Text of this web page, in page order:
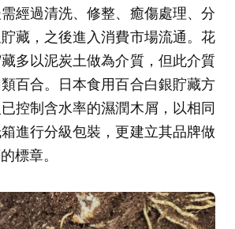
經過清洗、修整、癒傷處理、分
藏，之後進入消費市場流通。花
多以泥炭土做為介質，但此介質
百合。日本食用百合白銀貯藏方
控制含水率的濕潤木屑，以相同
進行分級包裝，更建立其品牌做
標章。